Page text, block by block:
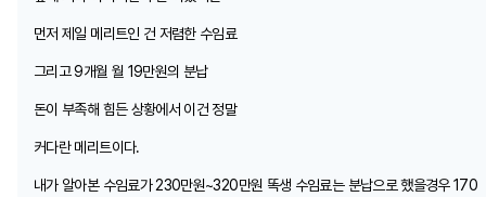
먼저 제일 메리트인 건 저렴한 수임료
그리고 9개월 월 19만원의 분납
돈이 부족해 힘든 상황에서 이건 정말
커다란 메리트이다.
내가 알아본 수임료가 230만원~320만원 똑생 수임료는 분납으로 했을경우 170